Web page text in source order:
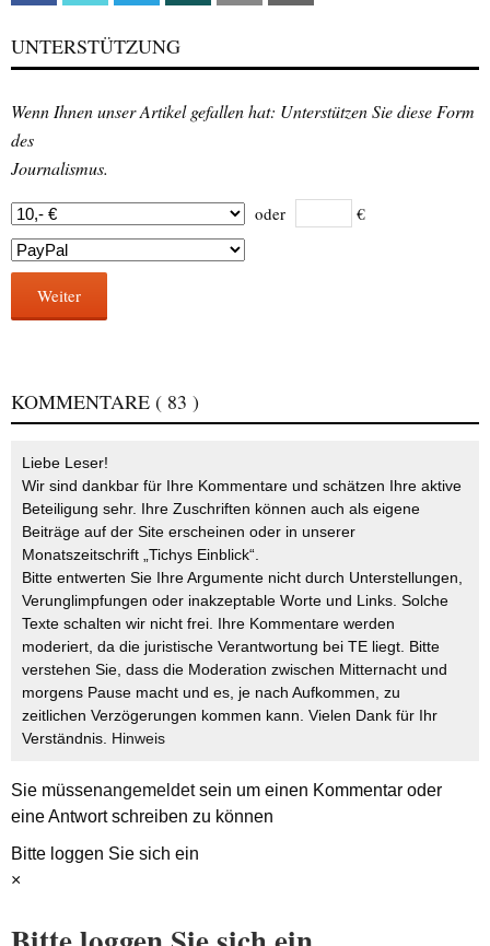
UNTERSTÜTZUNG
Wenn Ihnen unser Artikel gefallen hat: Unterstützen Sie diese Form
des
Journalismus.
oder €
Weiter
KOMMENTARE ( 83 )
Liebe Leser!
Wir sind dankbar für Ihre Kommentare und schätzen Ihre aktive
Beteiligung sehr. Ihre Zuschriften können auch als eigene
Beiträge auf der Site erscheinen oder in unserer
Monatszeitschrift „Tichys Einblick“.
Bitte entwerten Sie Ihre Argumente nicht durch Unterstellungen,
Verunglimpfungen oder inakzeptable Worte und Links. Solche
Texte schalten wir nicht frei. Ihre Kommentare werden
moderiert, da die juristische Verantwortung bei TE liegt. Bitte
verstehen Sie, dass die Moderation zwischen Mitternacht und
morgens Pause macht und es, je nach Aufkommen, zu
zeitlichen Verzögerungen kommen kann. Vielen Dank für Ihr
Verständnis. Hinweis
Sie müssenangemeldetsein um einen Kommentar oder
eine Antwort schreiben zu können
Bitte loggen Sie sich ein
×